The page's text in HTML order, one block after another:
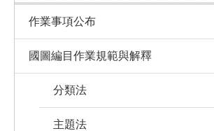
作業事項公布
國圖編目作業規範與解釋
分類法
主題法